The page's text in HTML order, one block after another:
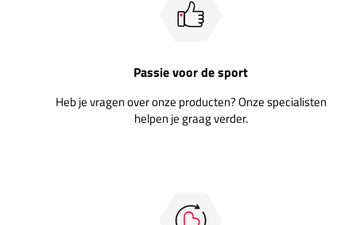
Passie voor de sport
Heb je vragen over onze producten? Onze specialisten
helpen je graag verder.